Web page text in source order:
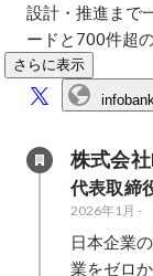
設計・推進まで
ードと700件超
さらに表示
株式会
代表取締
2026年1月 -
日本企業
業をゼロ